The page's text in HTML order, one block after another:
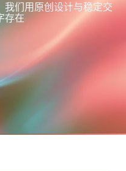
我们用原创设计与稳定交
存在